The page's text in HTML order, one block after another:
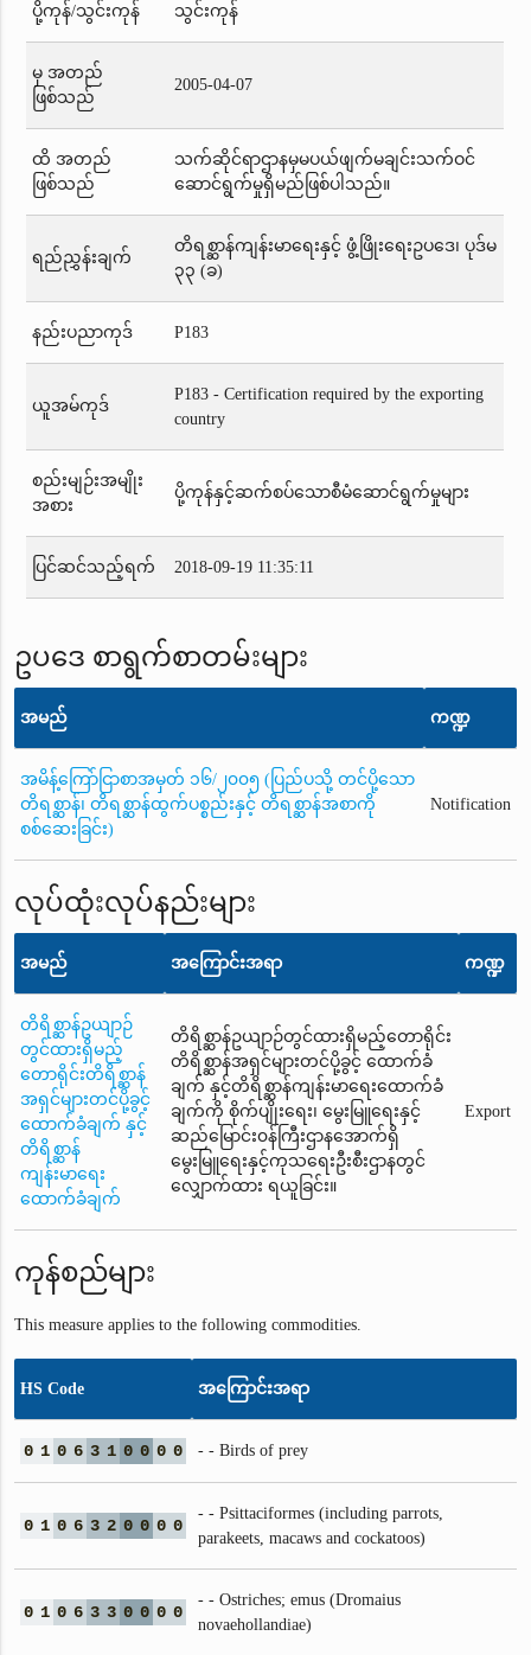
ပို့ကုန်/သွင်းကုန် သွင်းကုန်
မှ အတည်
ဖြစ်သည်
2005-04-07
ထိ အတည်
ဖြစ်သည်
သက်ဆိုင်ရာဌာနမှမပယ်ဖျက်မချင်းသက်ဝင်
ဆောင်ရွက်မှုရှိမည်ဖြစ်ပါသည်။
ရည်ညွှန်းချက်
တိရစ္ဆာန်ကျန်းမာရေးနှင့် ဖွံ့ဖြိုးရေးဥပဒေ၊ ပုဒ်မ
၃၃ (ခ)
နည်းပညာကုဒ် P183
ယူအမ်ကုဒ်
P183 - Certification required by the exporting
country
စည်းမျဉ်းအမျိုး
အစား
ပို့ကုန်နှင့်ဆက်စပ်သောစီမံဆောင်ရွက်မှုများ
ပြင်ဆင်သည့်ရက် 2018-09-19 11:35:11
ဥပဒေ စာရွက်စာတမ်းများ
အမည် ကဏ္ဍ
အမိန့်ကြော်ငြာစာအမှတ် ၁၆/၂၀၀၅ (ပြည်ပသို့ တင်ပို့သော
တိရစ္ဆာန်၊ တိရစ္ဆာန်ထွက်ပစ္စည်းနှင့် တိရစ္ဆာန်အစာကို
စစ်ဆေးခြင်း)
Notification
လုပ်ထုံးလုပ်နည်းများ
အမည် အကြောင်းအရာ ကဏ္ဍ
တိရိစ္ဆာန်ဥယျာဉ်
တွင်ထားရှိမည့်
တောရိုင်းတိရိစ္ဆာန်
အရှင်များတင်ပို့ခွင့်
ထောက်ခံချက် နှင့်
တိရိစ္ဆာန်
ကျန်းမာရေး
ထောက်ခံချက်
တိရိစ္ဆာန်ဥယျာဉ်တွင်ထားရှိမည့်တောရိုင်း
တိရိစ္ဆာန်အရှင်များတင်ပို့ခွင့် ထောက်ခံ
ချက် နှင့်တိရိစ္ဆာန်ကျန်းမာရေးထောက်ခံ
ချက်ကို စိုက်ပျိုးရေး၊ မွေးမြူရေးနှင့်
ဆည်မြောင်း၀န်ကြီးဌာနအောက်ရှိ
မွေးမြူရေးနှင့်ကုသရေးဦးစီးဌာနတွင်
လျှောက်ထား ရယူခြင်း။
Export
ကုန်စည်များ
This measure applies to the following commodities.
HS Code အကြောင်းအရာ
0 1 0 6 3 1 0 0 0 0 - - Birds of prey
0 1 0 6 3 2 0 0 0 0
- - Psittaciformes (including parrots,
parakeets, macaws and cockatoos)
0 1 0 6 3 3 0 0 0 0
- - Ostriches; emus (Dromaius
novaehollandiae)